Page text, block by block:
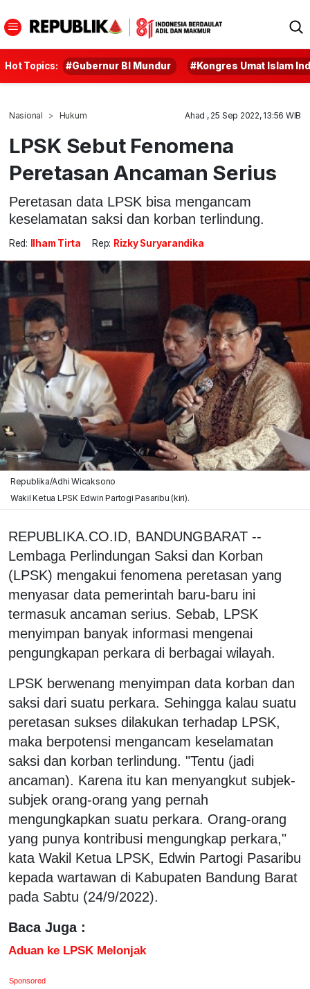
Hot Topics: #Gubernur BI Mundur #Kongres Umat Islam
Nasional Hukum Ahad , 25 Sep 2022, 13:56 WIB
LPSK Sebut Fenomena
Peretasan Ancaman Serius
Peretasan data LPSK bisa mengancam
keselamatan saksi dan korban terlindung.
Red: Ilham Tirta Rep: Rizky Suryarandika
Republika/Adhi Wicaksono
Wakil Ketua LPSK Edwin Partogi Pasaribu (kiri).
REPUBLIKA.CO.ID, BANDUNGBARAT --
Lembaga Perlindungan Saksi dan Korban
(LPSK) mengakui fenomena peretasan yang
menyasar data pemerintah baru-baru ini
termasuk ancaman serius. Sebab, LPSK
menyimpan banyak informasi mengenai
pengungkapan perkara di berbagai wilayah.
LPSK berwenang menyimpan data korban dan
saksi dari suatu perkara. Sehingga kalau suatu
peretasan sukses dilakukan terhadap LPSK,
maka berpotensi mengancam keselamatan
saksi dan korban terlindung. "Tentu (jadi
ancaman). Karena itu kan menyangkut subjek-
subjek orang-orang yang pernah
mengungkapkan suatu perkara. Orang-orang
yang punya kontribusi mengungkap perkara,"
kata Wakil Ketua LPSK, Edwin Partogi Pasaribu
kepada wartawan di Kabupaten Bandung Barat
pada Sabtu (24/9/2022).
Baca Juga :
Aduan ke LPSK Melonjak
Sponsored